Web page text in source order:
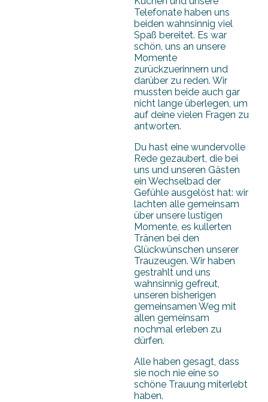
Telefonate haben uns
beiden wahnsinnig viel
Spaß bereitet. Es war
schön, uns an unsere
Momente
zurückzuerinnern und
darüber zu reden. Wir
mussten beide auch gar
nicht lange überlegen, um
auf deine vielen Fragen zu
antworten.
Du hast eine wundervolle
Rede gezaubert, die bei
uns und unseren Gästen
ein Wechselbad der
Gefühle ausgelöst hat: wir
lachten alle gemeinsam
über unsere lustigen
Momente, es kullerten
Tränen bei den
Glückwünschen unserer
Trauzeugen. Wir haben
gestrahlt und uns
wahnsinnig gefreut,
unseren bisherigen
gemeinsamen Weg mit
allen gemeinsam
nochmal erleben zu
dürfen.
Alle haben gesagt, dass
sie noch nie eine so
schöne Trauung miterlebt
haben.